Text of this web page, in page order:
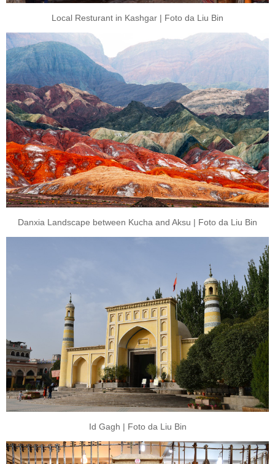
Local Resturant in Kashgar | Foto da Liu Bin
Danxia Landscape between Kucha and Aksu | Foto da Liu Bin
Id Gagh | Foto da Liu Bin